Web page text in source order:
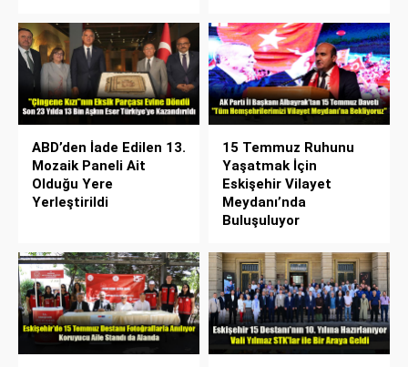
ABD’den İade Edilen 13.
Mozaik Paneli Ait
Olduğu Yere
Yerleştirildi
15 Temmuz Ruhunu
Yaşatmak İçin
Eskişehir Vilayet
Meydanı’nda
Buluşuluyor